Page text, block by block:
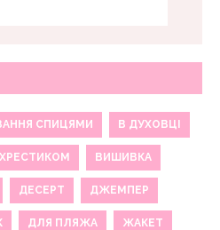
СПИЦЯМИ В ДУХОВЦІ
ВИШИВКА
ДЕСЕРТ ДЖЕМПЕР
ДЛЯ ПЛЯЖА ЖАКЕТ